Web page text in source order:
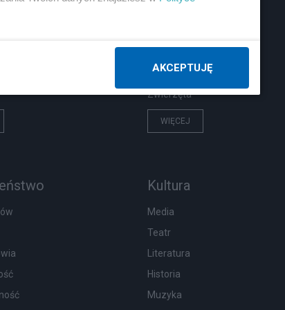
Pogoda
Zwierzęta
WIĘCEJ
Kultura
Media
Teatr
Literatura
Historia
Muzyka
AKCEPTUJĘ